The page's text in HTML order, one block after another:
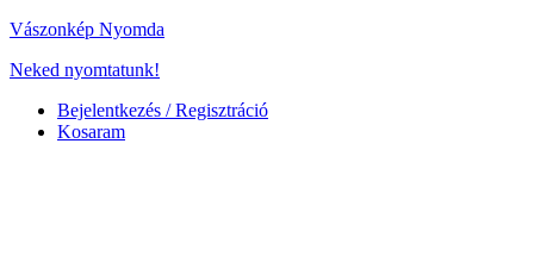
Vászonkép Nyomda
Neked nyomtatunk!
Bejelentkezés / Regisztráció
Kosaram